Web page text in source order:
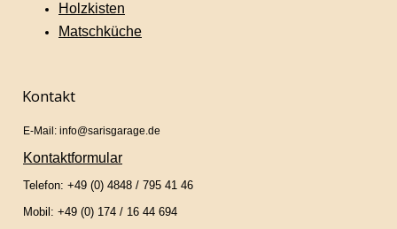
Holzkisten
Matschküche
Kontakt
E-Mail: info@sarisgarage.de
Kontaktformular
Telefon: +49 (0) 4848 / 795 41 46
Mobil: +49 (0) 174 / 16 44 694